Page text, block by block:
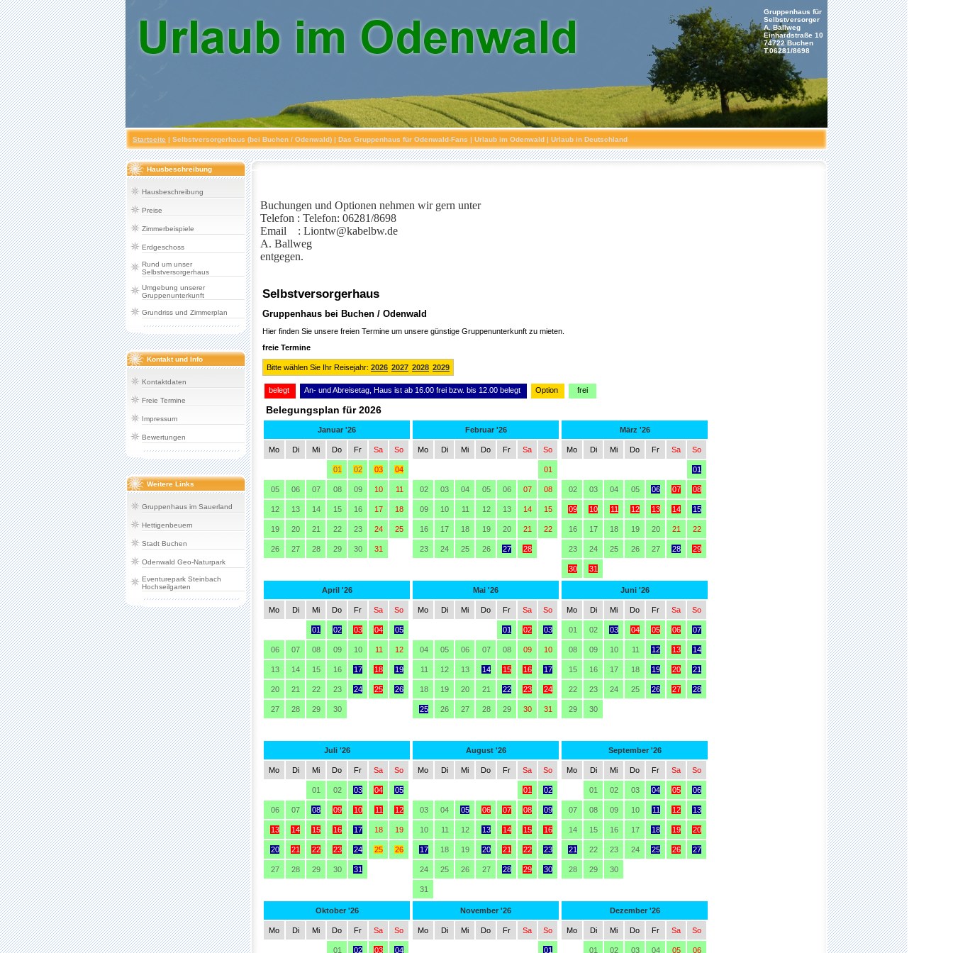
Gruppenhaus für
Selbstversorger
A. Ballweg
Einhardstraße 10
74722 Buchen
T.06281/8698
Startseite | Selbstversorgerhaus (bei Buchen / Odenwald) | Das Gruppenhaus für Odenwald-Fans | Urlaub im Odenwald | Urlaub in Deutschland
Hausbeschreibung
Hausbeschreibung
Preise
Zimmerbeispiele
Erdgeschoss
Rund um unser
Selbstversorgerhaus
Umgebung unserer
Gruppenunterkunft
Grundriss und Zimmerplan
Kontakt und Info
Kontaktdaten
Freie Termine
Impressum
Bewertungen
Weitere Links
Gruppenhaus im Sauerland
Hettigenbeuern
Stadt Buchen
Odenwald Geo-Naturpark
Eventurepark Steinbach
Hochseilgarten
Buchungen und Optionen nehmen wir gern unter
Telefon : Telefon: 06281/8698
Email : Liontw@kabelbw.de
A. Ballweg
entgegen.